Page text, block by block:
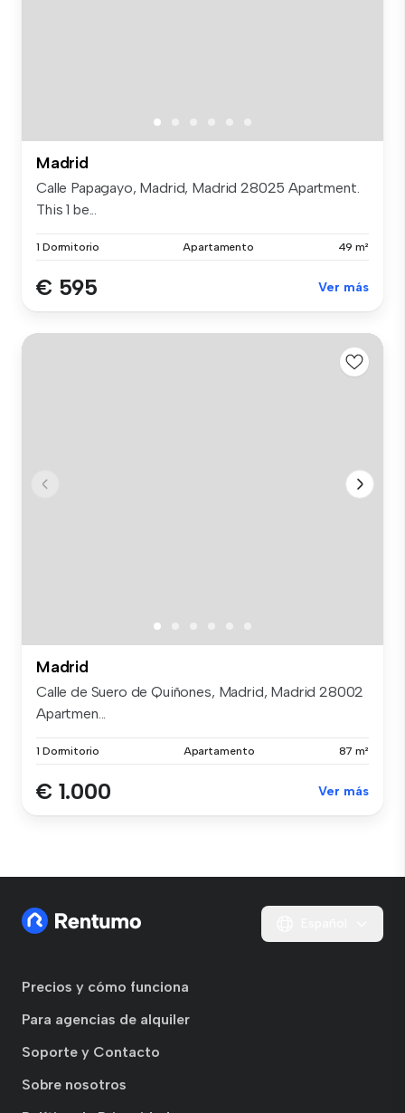
Madrid
Calle Papagayo, Madrid, Madrid 28025 Apartment.
This 1 be...
1 Dormitorio Apartamento 49 m²
€ 595 Ver más
Madrid
Calle de Suero de Quiñones, Madrid, Madrid 28002
Apartmen...
1 Dormitorio Apartamento 87 m²
€ 1.000 Ver más
Precios y cómo funciona
Para agencias de alquiler
Soporte y Contacto
Sobre nosotros